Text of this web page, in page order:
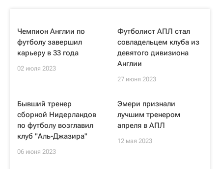
Чемпион Англии по
футболу завершил
карьеру в 33 года
02 июля 2023
Футболист АПЛ стал
совладельцем клуба из
девятого дивизиона
Англии
27 июня 2023
Бывший тренер
сборной Нидерландов
по футболу возглавил
клуб "Аль-Джазира"
06 июня 2023
Эмери признали
лучшим тренером
апреля в АПЛ
12 мая 2023